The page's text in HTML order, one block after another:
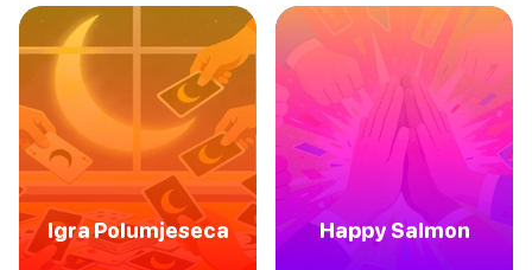
Igra Polumjeseca Happy Salmon